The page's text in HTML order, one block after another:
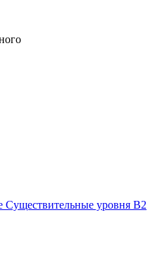
Существительные уровня B2